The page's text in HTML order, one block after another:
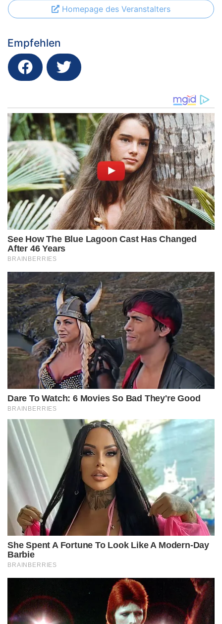
Homepage des Veranstalters
Empfehlen